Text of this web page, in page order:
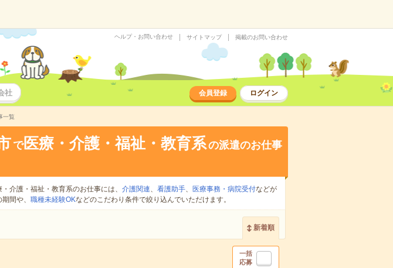
ヘルプ・お問い合わせ サイトマップ 掲載のお問い合わせ
社 会員登録 ログイン
一覧
で医療・介護・福祉・教育系の派遣のお仕事
介護・福祉・教育系のお仕事には、 介護関連、 看護助手、 医療事務・病院受付などが
間や、 職種未経験OKなどのこだわり条件で絞り込んでいただけます。
新着順
一括
応募